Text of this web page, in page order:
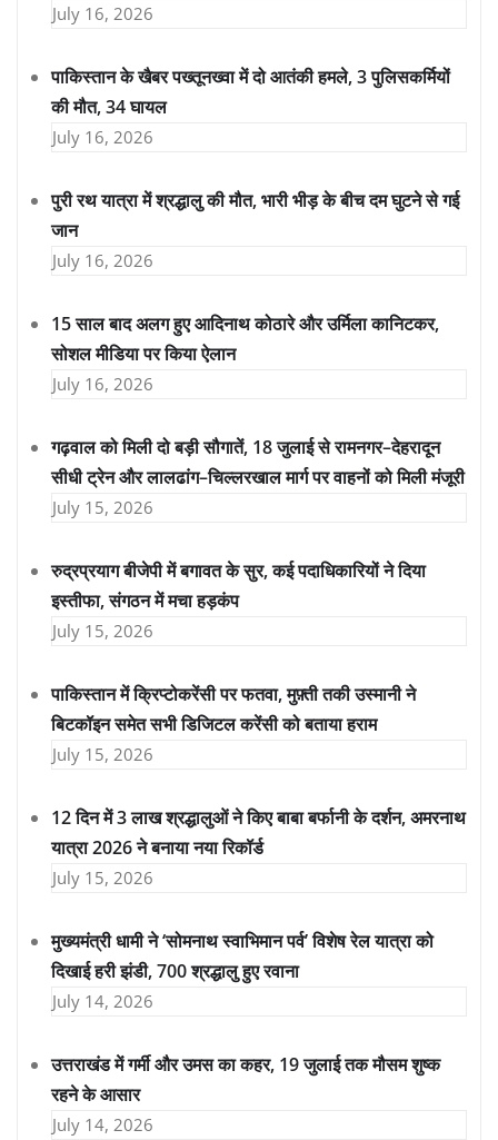
July 16, 2026
पाकिस्तान के खैबर पख्तूनख्वा में दो आतंकी हमले, 3 पुलिसकर्मियों
की मौत, 34 घायल
July 16, 2026
पुरी रथ यात्रा में श्रद्धालु की मौत, भारी भीड़ के बीच दम घुटने से गई
जान
July 16, 2026
15 साल बाद अलग हुए आदिनाथ कोठारे और उर्मिला कानिटकर,
सोशल मीडिया पर किया ऐलान
July 16, 2026
गढ़वाल को मिली दो बड़ी सौगातें, 18 जुलाई से रामनगर–देहरादून
सीधी ट्रेन और लालढांग–चिल्लरखाल मार्ग पर वाहनों को मिली मंजूरी
July 15, 2026
रुद्रप्रयाग बीजेपी में बगावत के सुर, कई पदाधिकारियों ने दिया
इस्तीफा, संगठन में मचा हड़कंप
July 15, 2026
पाकिस्तान में क्रिप्टोकरेंसी पर फतवा, मुफ़्ती तकी उस्मानी ने
बिटकॉइन समेत सभी डिजिटल करेंसी को बताया हराम
July 15, 2026
12 दिन में 3 लाख श्रद्धालुओं ने किए बाबा बर्फानी के दर्शन, अमरनाथ
यात्रा 2026 ने बनाया नया रिकॉर्ड
July 15, 2026
मुख्यमंत्री धामी ने ‘सोमनाथ स्वाभिमान पर्व’ विशेष रेल यात्रा को
दिखाई हरी झंडी, 700 श्रद्धालु हुए रवाना
July 14, 2026
उत्तराखंड में गर्मी और उमस का कहर, 19 जुलाई तक मौसम शुष्क
रहने के आसार
July 14, 2026